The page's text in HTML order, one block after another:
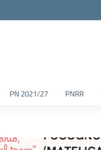
PN 2021/27 PNRR